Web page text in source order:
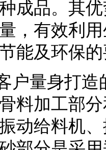
成品。其
，有效利
能及环保
量身打造
料加工部
动给料机